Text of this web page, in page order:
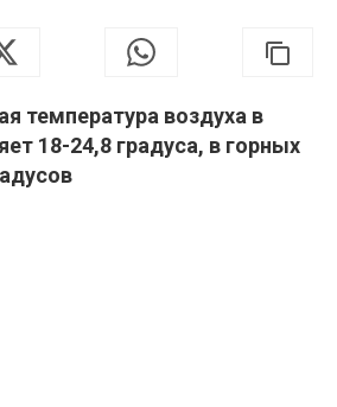
температура воздуха в
18-24,8 градуса, в горных